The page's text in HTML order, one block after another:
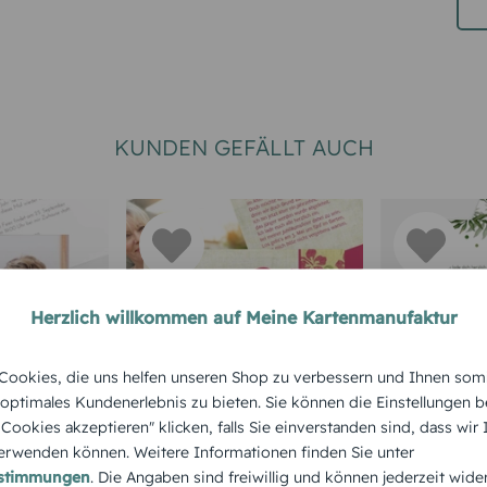
KUNDEN GEFÄLLT AUCH
EINLADUNGSKARTEN 85.
GEBURTSTAG
Einladung zum
Geburtstag Hibiskus
Palm Tree
Herzlich willkommen auf Meine Kartenmanufaktur
die uns helfen unseren Shop zu verbessern und Ihnen
Kundenerlebnis zu bieten. Sie können die Einstellungen
akzeptieren" klicken, falls Sie einverstanden sind, dass
können. Weitere Informationen finden Sie unter
. Die Angaben sind freiwillig und können jederzeit